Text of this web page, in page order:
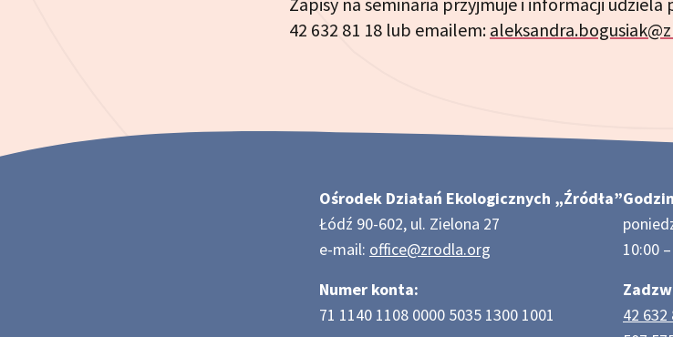
42 632 81 18 lub emailem:
Ośrodek Działań Ekologicznych „Źródła”
Łódź 90-602, ul. Zielona 27
e-mail: office@zrodla.org
Numer konta:
71 1140 1108 0000 5035 1300 1001
10:00
42 632